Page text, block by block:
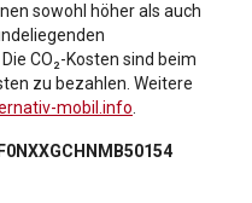
sowohl höher als auch
CO₂-Kosten sind beim
zu bezahlen. Weitere
mobil.info.